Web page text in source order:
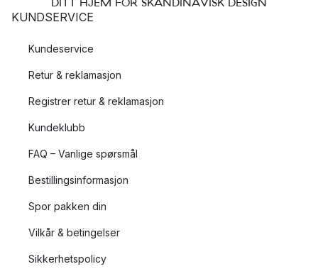
KUNDSERVICE
Kundeservice
Retur & reklamasjon
Registrer retur & reklamasjon
Kundeklubb
FAQ – Vanlige spørsmål
Bestillingsinformasjon
Spor pakken din
Vilkår & betingelser
Sikkerhetspolicy